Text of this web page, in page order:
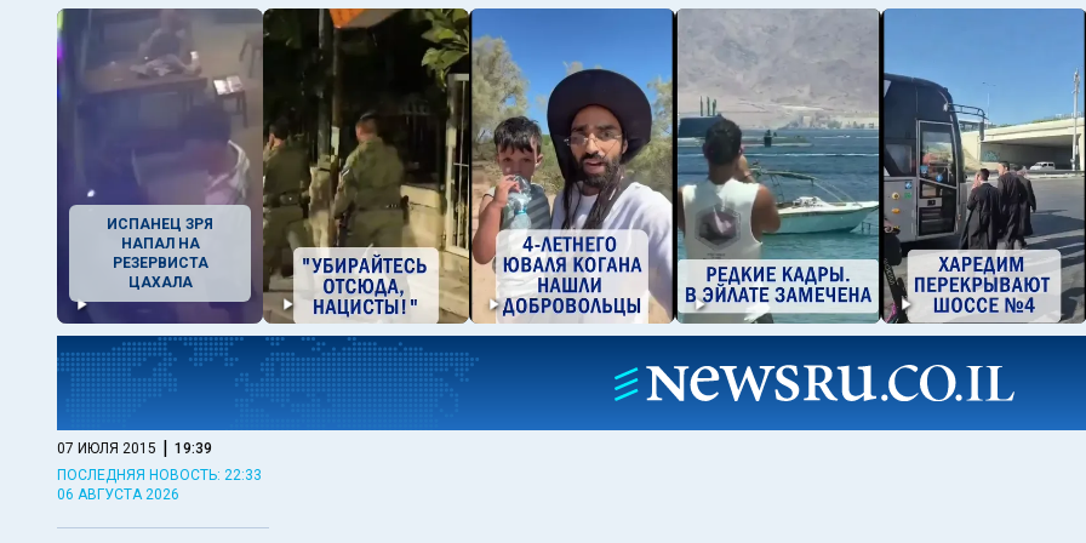
ИСПАНЕЦ ЗРЯ
НАПАЛ НА
РЕЗЕРВИСТА
ЦАХАЛА
07 ИЮЛЯ 2015 | 19:39
ПОСЛЕДНЯЯ НОВОСТЬ: 22:33
06 АВГУСТА 2026